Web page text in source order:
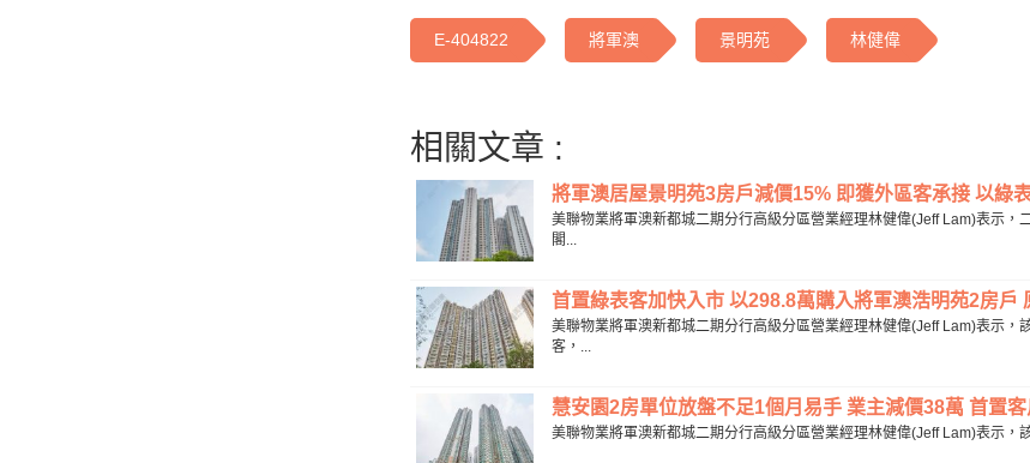
E-404822 將軍澳 景明苑 林健偉
相關文章 :
將軍澳居屋景明苑3房戶減價15% 即獲外區客承接 以綠
美聯物業將軍澳新都城二期分行高級分區營業經理林健偉(Jeff Lam)表示
閣...
首置綠表客加快入市 以298.8萬購入將軍澳浩明苑2房戶
美聯物業將軍澳新都城二期分行高級分區營業經理林健偉(Jeff Lam)表示
客，...
慧安園2房單位放盤不足1個月易手 業主減價38萬 首置
美聯物業將軍澳新都城二期分行高級分區營業經理林健偉(Jeff Lam)表示